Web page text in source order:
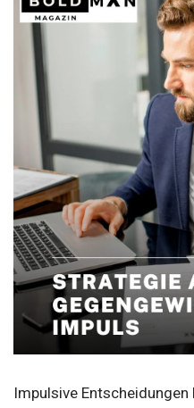
Impulsive